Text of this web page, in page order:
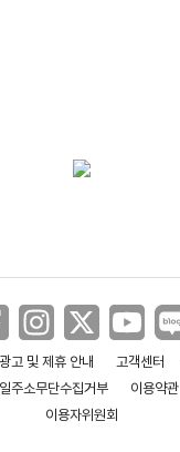
광고 및 제휴 안내 고객센터
주소무단수집거부 이용약관
이용자위원회